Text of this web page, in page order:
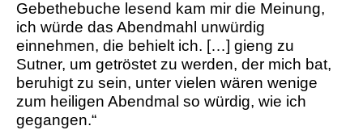
Gebethebuche lesend kam mir die Meinung,
ich würde das Abendmahl unwürdig
einnehmen, die behielt ich. […] gieng zu
Sutner, um getröstet zu werden, der mich bat,
beruhigt zu sein, unter vielen wären wenige
zum heiligen Abendmal so würdig, wie ich
gegangen.“